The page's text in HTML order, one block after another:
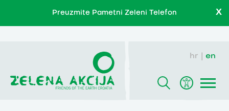
Preuzmite Pametni Zeleni Telefon X
hr en